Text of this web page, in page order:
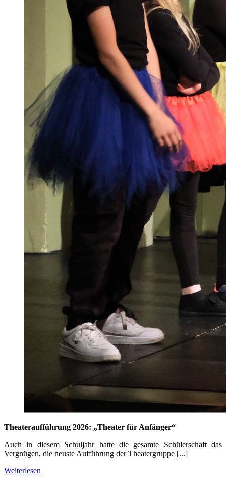
Theateraufführung 2026: „Theater für Anfänger“
Auch in diesem Schuljahr hatte die gesamte Schülerschaft das
Vergnügen, die neuste Aufführung der Theatergruppe [...]
Weiterlesen